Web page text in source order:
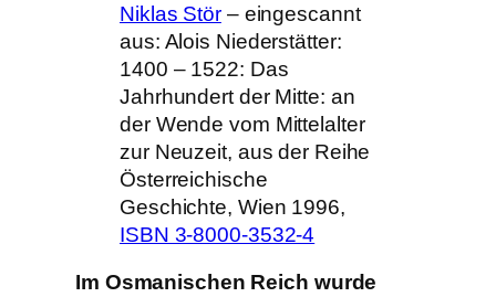
Niklas Stör– eingescannt
aus: Alois Niederstätter:
1400 – 1522: Das
Jahrhundert der Mitte: an
der Wende vom Mittelalter
zur Neuzeit, aus der Reihe
Österreichische
Geschichte, Wien 1996,
ISBN 3-8000-3532-4
Im Osmanischen Reich wurde